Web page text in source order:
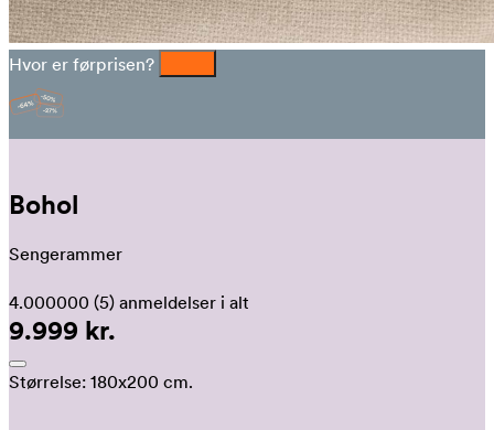
Hvor er førprisen?
Bohol
Sengerammer
4.000000 (5) anmeldelser i alt
9.999 kr.
Størrelse: 180x200 cm.